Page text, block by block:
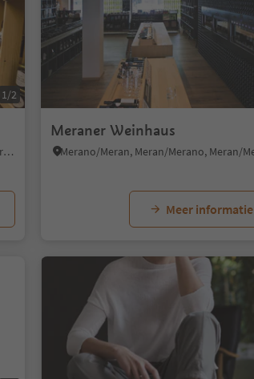
1/2
Merano/Meran, Meran/Merano, Meran/Merano and environs
Meraner Weinhaus
Meer informatie